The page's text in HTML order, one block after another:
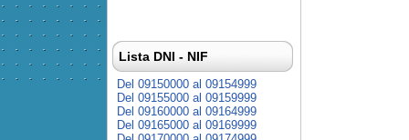
Lista DNI - NIF
Del 09150000 al 09154999
Del 09155000 al 09159999
Del 09160000 al 09164999
Del 09165000 al 09169999